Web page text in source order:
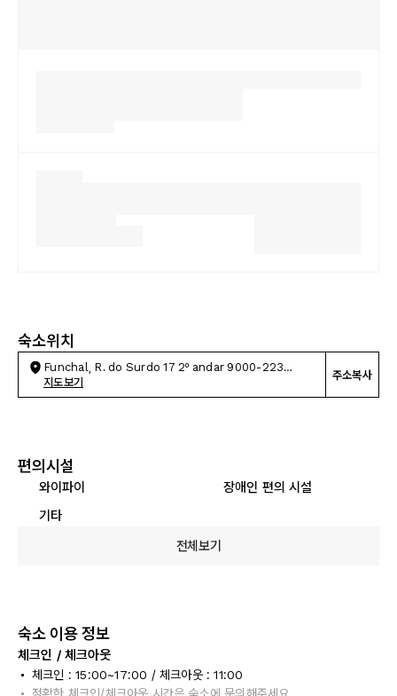
숙소위치
Funchal, R. do Surdo 17 2º andar 9000-223
Funchal Portugal
지도보기
주소복사
편의시설
와이파이
장애인 편의 시설
기타
전체보기
숙소 이용 정보
체크인 / 체크아웃
체크인 : 15:00~17:00 / 체크아웃 : 11:00